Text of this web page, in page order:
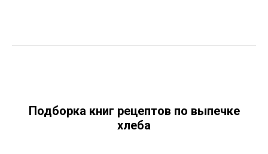
Подборка книг рецептов по выпечке
хлеба